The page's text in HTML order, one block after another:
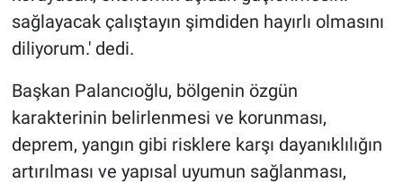
sağlayacak çalıştayın şimdiden hayırlı olmasını
diliyorum.' dedi.
Başkan Palancıoğlu, bölgenin özgün
karakterinin belirlenmesi ve korunması,
deprem, yangın gibi risklere karşı dayanıklılığın
artırılması ve yapısal uyumun sağlanması,